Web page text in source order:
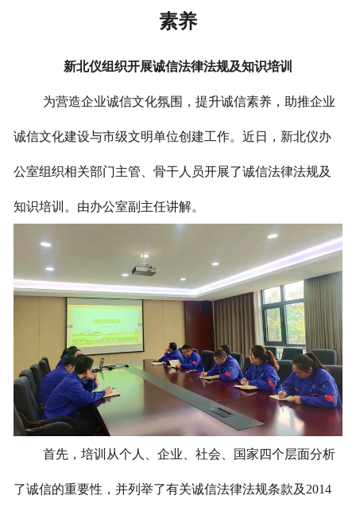
素养
新北仪组织开展诚信法律法规及知识培训
为营造企业诚信文化氛围，提升诚信素养，助推企业
诚信文化建设与市级文明单位创建工作。近日，新北仪办
公室组织相关部门主管、骨干人员开展了诚信法律法规及
知识培训。由办公室副主任讲解。
首先，培训从个人、企业、社会、国家四个层面分析
了诚信的重要性，并列举了有关诚信法律法规条款及2014